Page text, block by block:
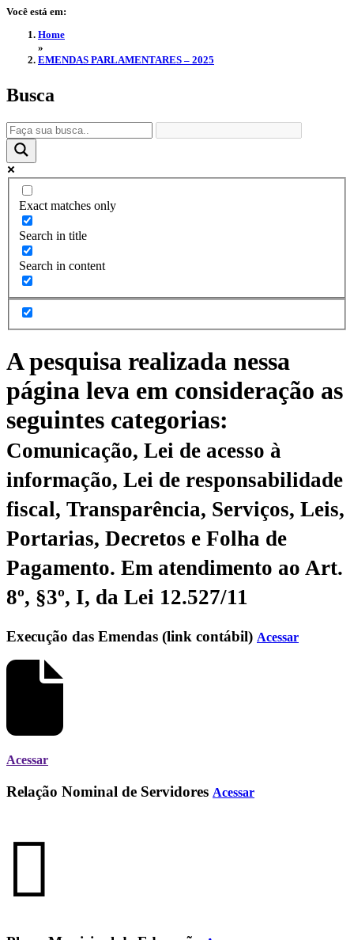
Você está em:
Home
»
EMENDAS PARLAMENTARES – 2025
Busca
Exact matches only
Search in title
Search in content
A pesquisa realizada nessa
página leva em consideração as
seguintes categorias:
Comunicação, Lei de acesso à
informação, Lei de responsabilidade
fiscal, Transparência, Serviços, Leis,
Portarias, Decretos e Folha de
Pagamento. Em atendimento ao Art.
8º, §3º, I, da Lei 12.527/11
Execução das Emendas (link contábil) Acessar
Acessar
Relação Nominal de Servidores Acessar